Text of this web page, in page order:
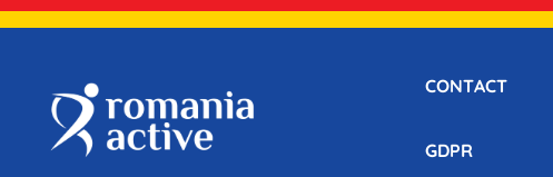
CONTACT
GDPR